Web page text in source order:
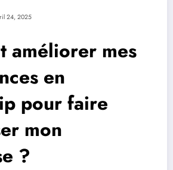
24, 2025
améliorer mes
en
pour faire
mon
?